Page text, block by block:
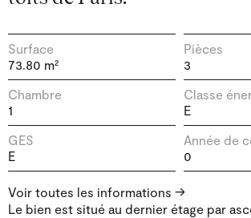
Surface
73.80 m²
Pièces
3
Chambre
1
Classe
E
GES
E
Année de
0
Salle de bain
1
Voir toutes les informations
Le bien est situé au dernier étage par